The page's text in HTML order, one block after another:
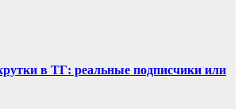
в ТГ: реальные подписчики или